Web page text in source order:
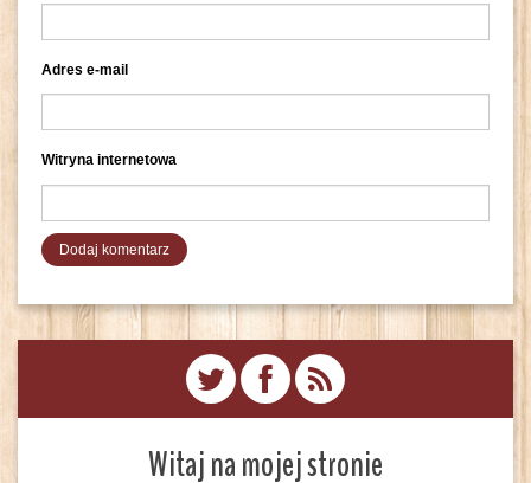
Adres e-mail
Witryna internetowa
Witaj na mojej stronie